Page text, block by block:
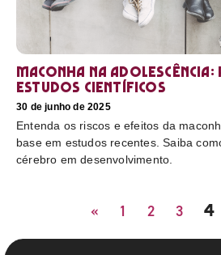
Maconha na
estudos científicos
30 de junho de 2025
Entenda os riscos e efeitos da
base em estudos recentes. Saiba
cérebro em desenvolvimento.
« 1 2 3 4